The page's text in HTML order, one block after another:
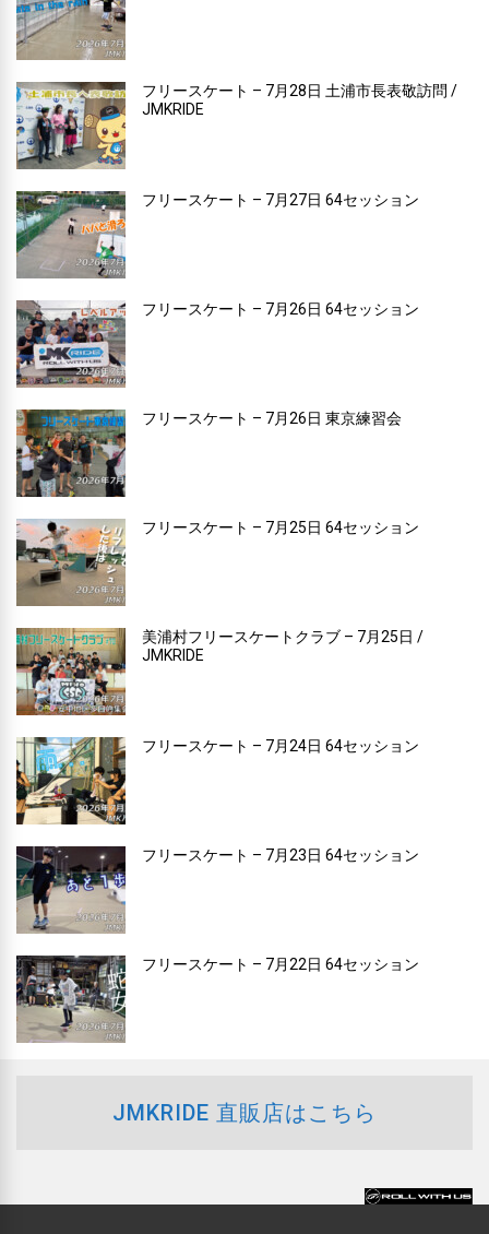
フリースケート – 7月28日 土浦市長表敬訪問 /
JMKRIDE
フリースケート – 7月27日 64セッション
フリースケート – 7月26日 64セッション
フリースケート – 7月26日 東京練習会
フリースケート – 7月25日 64セッション
美浦村フリースケートクラブ – 7月25日 /
JMKRIDE
フリースケート – 7月24日 64セッション
フリースケート – 7月23日 64セッション
フリースケート – 7月22日 64セッション
JMKRIDE 直販店はこちら